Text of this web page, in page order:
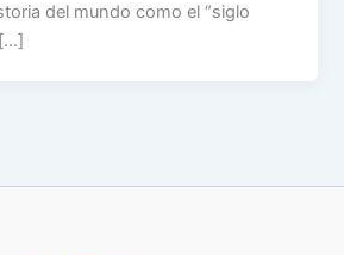
del mundo como el “siglo